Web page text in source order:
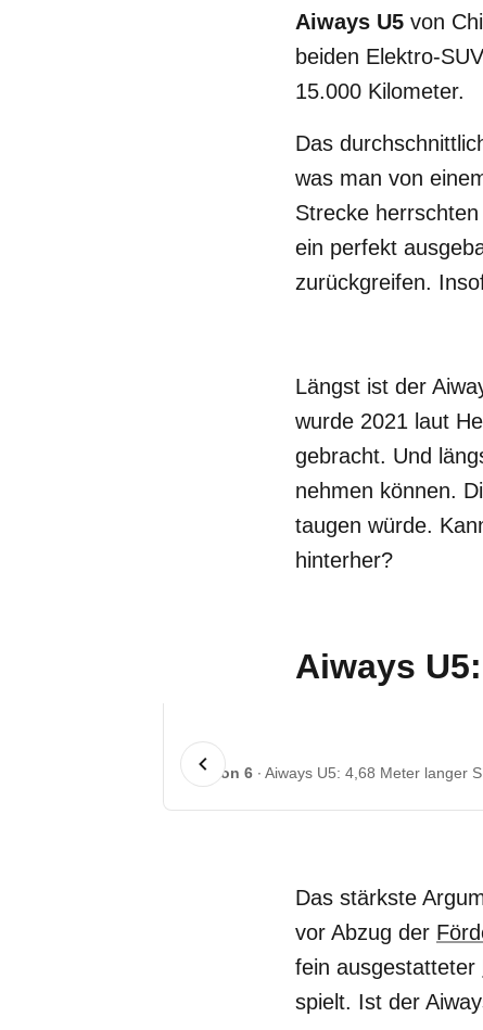
Aiways U5 von
beiden Elektro-
15.000 Kilometer.
Das
was man von
Strecke
ein perfekt
zurückgreifen.
Längst ist der
wurde 2021 laut
gebracht. Und
nehmen können.
taugen würde.
hinterher?
Aiways
1 von 6 Aiways U5: 4,68 Meter langer
Das stärkste
vor Abzug der
fein ausgestatteter
spielt. Ist der